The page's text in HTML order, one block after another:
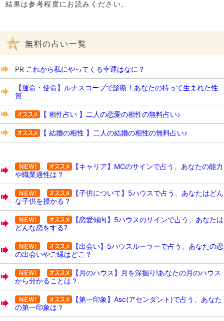
結果は参考程度にお読みください。
無料の占い一覧
PR これから私にやってくる幸運はなに？
【運命・使命】ルナスコープで診断！あなたの持って生まれた性
質
【 相性占い 】二人の恋愛の相性の無料占い♪
【 結婚の相性 】二人の結婚の相性の無料占い♪
【キャリア】MCのサインで占う、あなたの能力
や職業適性は？
【子供について】5ハウスで占う、あなたはどん
な子供を授かる？
【恋愛傾向】5ハウスのサインで占う、あなたは
どんな恋をする?
【出会い】5ハウスルーラーで占う、あなたの恋
の出会いやご縁はどこ？
【月のハウス】月を深掘り!あなたの月のハウス
から分かることは？
【第一印象】Asc(アセンダント)で占う、あなた
の第一印象は？